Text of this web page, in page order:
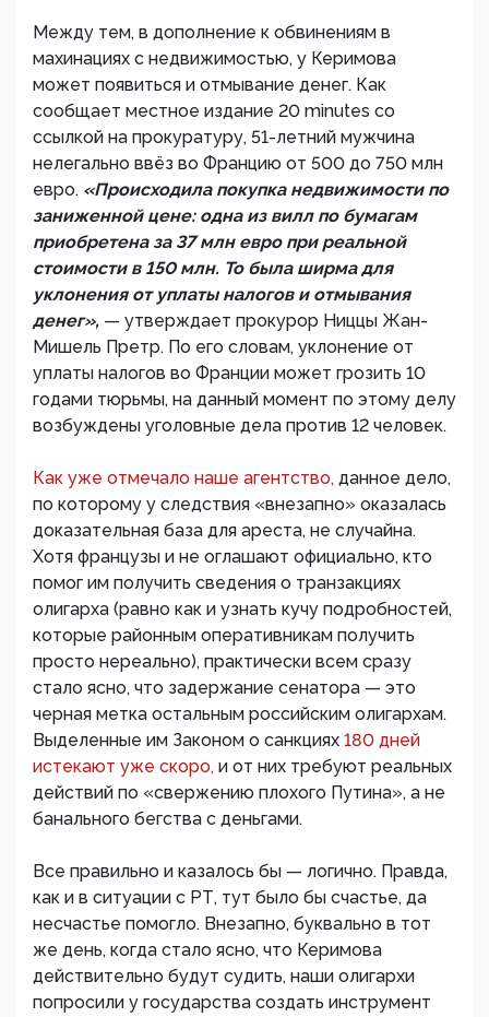
Между тем, в дополнение к обвинениям в
махинациях с недвижимостью, у Керимова
может появиться и отмывание денег. Как
сообщает местное издание 20 minutes со
ссылкой на прокуратуру, 51-летний мужчина
нелегально ввёз во Францию от 500 до 750 млн
евро. «Происходила покупка недвижимости по
заниженной цене: одна из вилл по бумагам
приобретена за 37 млн евро при реальной
стоимости в 150 млн. То была ширма для
уклонения от уплаты налогов и отмывания
денег», — утверждает прокурор Ниццы Жан-
Мишель Претр. По его словам, уклонение от
уплаты налогов во Франции может грозить 10
годами тюрьмы, на данный момент по этому делу
возбуждены уголовные дела против 12 человек.
Как уже отмечало наше агентство, данное дело,
по которому у следствия «внезапно» оказалась
доказательная база для ареста, не случайна.
Хотя французы и не оглашают официально, кто
помог им получить сведения о транзакциях
олигарха (равно как и узнать кучу подробностей,
которые районным оперативникам получить
просто нереально), практически всем сразу
стало ясно, что задержание сенатора — это
черная метка остальным российским олигархам.
Выделенные им Законом о санкциях 180 дней
истекают уже скоро, и от них требуют реальных
действий по «свержению плохого Путина», а не
банального бегства с деньгами.
Все правильно и казалось бы — логично. Правда,
как и в ситуации с РТ, тут было бы счастье, да
несчастье помогло. Внезапно, буквально в тот
же день, когда стало ясно, что Керимова
действительно будут судить, наши олигархи
попросили у государства создать инструмент